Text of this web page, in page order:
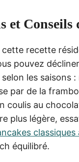
et Conseils
cette recette
pouvez
les saisons
par de la
coulis au
plus légère,
classiques
équilibré.